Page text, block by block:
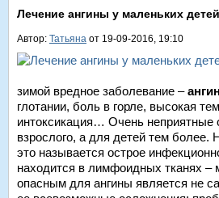
Лечение ангины у маленьких детей
Автор: Татьяна от 19-09-2016, 19:10
зимой вредное заболевание –
глотании, боль в горле, высокая
интоксикация… Очень
взрослого, а для детей тем более.
это называется острое
находится в лимфоидных тканях
опасным для ангины является не